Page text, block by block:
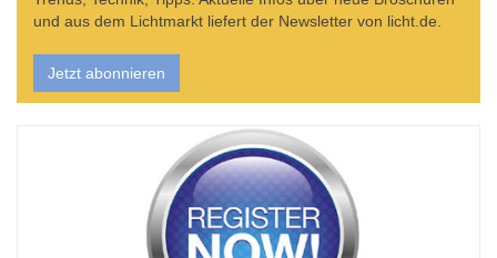
und aus dem Lichtmarkt liefert der Newsletter von licht.de.
Jetzt abonnieren